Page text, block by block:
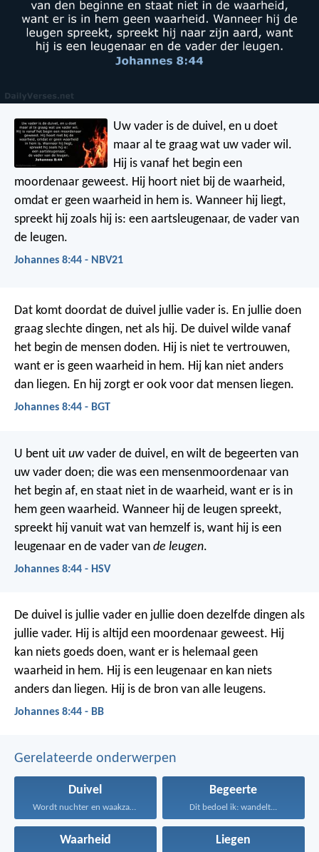
Uw vader is de duivel, en u doet
maar al te graag wat uw vader wil.
Hij is vanaf het begin een
moordenaar geweest. Hij hoort niet bij de waarheid,
omdat er geen waarheid in hem is. Wanneer hij liegt,
spreekt hij zoals hij is: een aartsleugenaar, de vader van
de leugen.
Johannes 8:44 - NBV21
Dat komt doordat de duivel jullie vader is. En jullie doen
graag slechte dingen, net als hij. De duivel wilde vanaf
het begin de mensen doden. Hij is niet te vertrouwen,
want er is geen waarheid in hem. Hij kan niet anders
dan liegen. En hij zorgt er ook voor dat mensen liegen.
Johannes 8:44 - BGT
U bent uit uw vader de duivel, en wilt de begeerten van
uw vader doen; die was een mensenmoordenaar van
het begin af, en staat niet in de waarheid, want er is in
hem geen waarheid. Wanneer hij de leugen spreekt,
spreekt hij vanuit wat van hemzelf is, want hij is een
leugenaar en de vader van de leugen.
Johannes 8:44 - HSV
De duivel is jullie vader en jullie doen dezelfde dingen als
jullie vader. Hij is altijd een moordenaar geweest. Hij
kan niets goeds doen, want er is helemaal geen
waarheid in hem. Hij is een leugenaar en kan niets
anders dan liegen. Hij is de bron van alle leugens.
Johannes 8:44 - BB
Gerelateerde onderwerpen
Duivel
Wordt nuchter en waakzaam...
Begeerte
Dit bedoel ik: wandelt...
Waarheid Liegen